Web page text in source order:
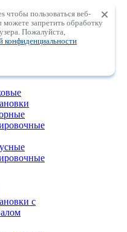
с
пользоваться веб-
запретить обработку
Пожалуйста,
конфиденциальности